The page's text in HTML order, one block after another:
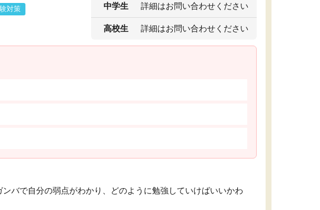
対策
中学生 詳細はお問い合わせください
高校生 詳細はお問い合わせください
バで自分の弱点がわかり、どのように勉強していけばいいかわ